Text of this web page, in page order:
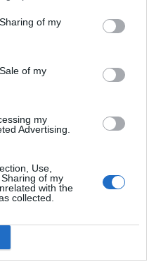
of my
of my
my
Advertising.
Use,
of my
with the
collected.